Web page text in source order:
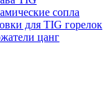
сопла
для TIG горелок
цанг